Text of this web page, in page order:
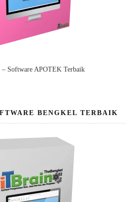
Software APOTEK Terbaik
BENGKEL TERBAIK